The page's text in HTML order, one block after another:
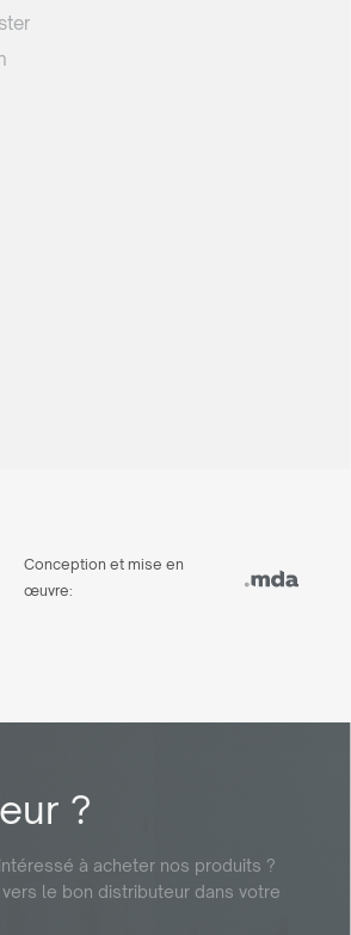
Conception et mise en
œuvre:
?
à acheter nos produits ?
le bon distributeur dans votre